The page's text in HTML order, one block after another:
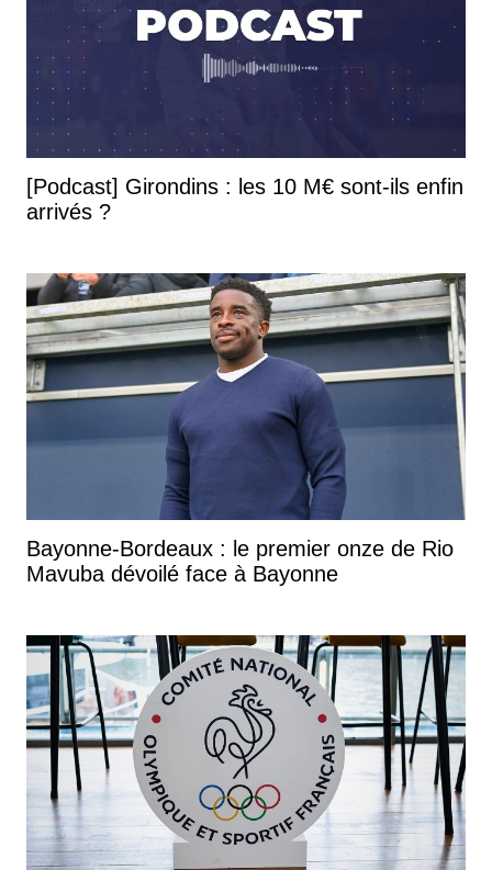
[Podcast] Girondins : les 10 M€ sont-ils enfin
arrivés ?
Bayonne-Bordeaux : le premier onze de Rio
Mavuba dévoilé face à Bayonne